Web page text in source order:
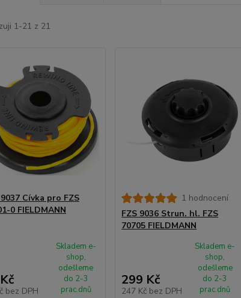
1-21 z 21
Cívka pro FZS
0 FIELDMANN
bez DPH
Skladem e-
shop,
odešleme
do 2-3
prac.dnů
1 hodnocení
FZS 9036 Strun. hl. FZS
70705 FIELDMANN
299 Kč
247 Kč bez DPH
Skladem e-
shop,
odešleme
do 2-3
prac.dnů